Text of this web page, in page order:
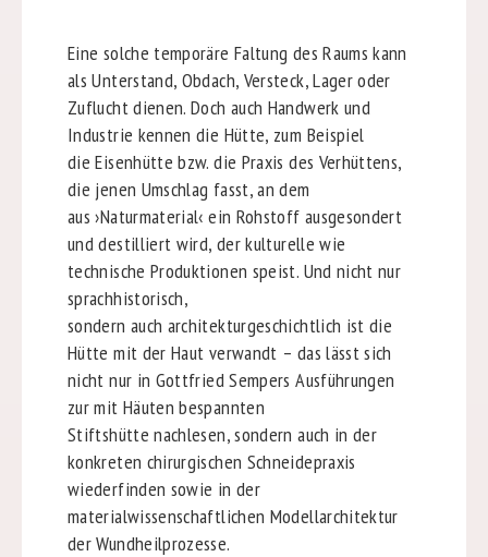
Eine solche temporäre Faltung des Raums kann
als Unterstand, Obdach, Versteck, Lager oder
Zuflucht dienen. Doch auch Handwerk und
Industrie kennen die Hütte, zum Beispiel
die Eisenhütte bzw. die Praxis des Verhüttens,
die jenen Umschlag fasst, an dem
aus ›Naturmaterial‹ ein Rohstoff ausgesondert
und destilliert wird, der kulturelle wie
technische Produktionen speist. Und nicht nur
sprachhistorisch,
sondern auch architekturgeschichtlich ist die
Hütte mit der Haut verwandt – das lässt sich
nicht nur in Gottfried Sempers Ausführungen
zur mit Häuten bespannten
Stiftshütte nachlesen, sondern auch in der
konkreten chirurgischen Schneidepraxis
wiederfinden sowie in der
materialwissenschaftlichen Modellarchitektur
der Wundheilprozesse.